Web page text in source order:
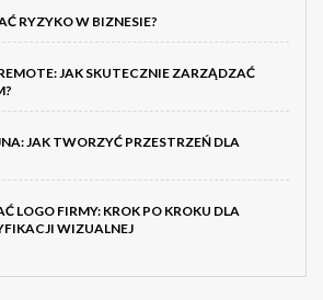
RYZYKO W BIZNESIE?
JAK SKUTECZNIE ZARZĄDZAĆ
JAK TWORZYĆ PRZESTRZEŃ DLA
LOGO FIRMY: KROK PO KROKU DLA
WIZUALNEJ